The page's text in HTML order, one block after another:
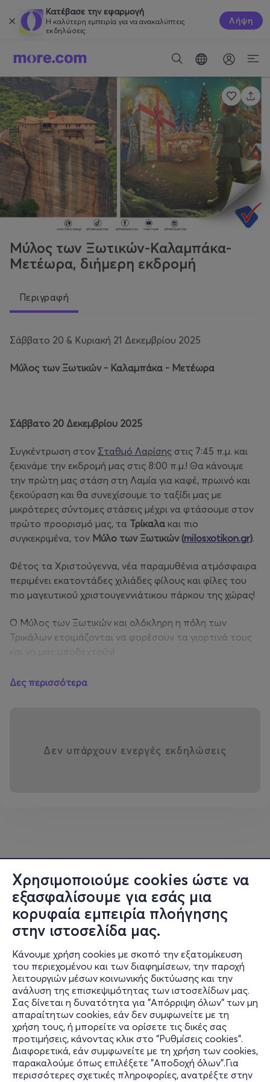
Χρησιμοποιούμε cookies ώστε να
εξασφαλίσουμε για εσάς μια
κορυφαία εμπειρία πλοήγησης
στην ιστοσελίδα μας.
Κάνουμε χρήση cookies με σκοπό την εξατομίκευση
του περιεχομένου και των διαφημίσεων, την παροχή
λειτουργιών μέσων κοινωνικής δικτύωσης και την
ανάλυση της επισκεψιμότητας των ιστοσελίδων μας.
Σας δίνεται η δυνατότητα για "Απόρριψη όλων" των μη
απαραίτητων cookies, εάν δεν συμφωνείτε με τη
χρήση τους, ή μπορείτε να ορίσετε τις δικές σας
προτιμήσεις, κάνοντας κλικ στο "Ρυθμίσεις cookies".
Διαφορετικά, εάν συμφωνείτε με τη χρήση των cookies,
παρακαλούμε όπως επιλέξετε "Αποδοχή όλων".Για
περισσότερες σχετικές πληροφορίες, ανατρέξτε στην
Κατέβασε την εφαρμογή
Η καλύτερη εμπειρία για να ανακαλύπτεις
εκδηλώσεις.
Λήψη
Μύλος των Ξωτικών-Καλαμπάκα-
Μετέωρα, διήμερη εκδρομή
Περιγραφή
Σάββατο 20 & Κυριακή 21 Δεκεμβρίου 2025
Μύλος των Ξωτικών - Καλαμπάκα - Μετέωρα
Σάββατο 20 Δεκεμβρίου 2025
Συγκέντρωση στον Σταθμό Λαρίσης στις 7:45 π.μ. και
ξεκινάμε την εκδρομή μας στις 8:00 π.μ.! Θα κάνουμε
την πρώτη μας στάση στη Λαμία για καφέ, πρωινό και
ξεκούραση και θα συνεχίσουμε το ταξίδι μας με
μικρότερες σύντομες στάσεις μέχρι να φτάσουμε στον
πρώτο προορισμό μας, τα Τρίκαλα και πιο
συγκεκριμένα, τον Μύλο των Ξωτικών (milosxotikon.gr).
Φέτος τα Χριστούγεννα, νέα παραμυθένια ατμόσφαιρα
περιμένει εκατοντάδες χιλιάδες φίλους και φίλες του
πιο μαγευτικού χριστουγεννιάτικου πάρκου της χώρας!
Ο Μύλος των Ξωτικών και ολόκληρη η πόλη των
Τρικάλων ετοιμάζονται να φορέσουν τα γιορτινά τους
Ο 14οςΜύλος των Ξωτικών
χριστουγεννιάτικοι ήρωες θα υποδέχονται και θα
ξενοδοχείο μας, όπου και θα διανυκτερεύσουμε.
Κυριακή 21 Δεκεμβρίου 2025
Μετά το πρωινό μας και έχοντας τακτοποιήσει τα
πράγματά μας στο λεωφορείο, θα κατευθυνθούμε προς
ταΜετέωρα (https://www.discovergreece.com/el/thessa
ly-sporades/meteora)για να κάνουμε τον γύρο των
γιγάντιων βράχων που δημιουργούν ένα θέαμα
μοναδικό. Η θέα των επιβλητικών βράχων εντυπωσιάζει
κάθε επισκέπτη. Αποτελεί ένα μοναδικό σε ομορφιά
γεωλογικό φαινόμενο και ένα σημαντικό μνημείο της
Ορθοδοξίας. Θα κάνουμε μια στάση στηΜονή του
Αγίου Στεφάνου, όπου όσοι επιθυμούν μπορούν να την
Δες περισσότερα
Δεν υπάρχουν ενεργές εκδηλώσεις
Πληροφορίες
Υποστήριξη
Stay Connected